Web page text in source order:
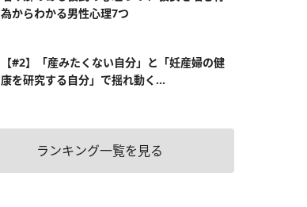
為からわかる男性心理7つ
【#2】「産みたくない自分」と「妊産婦の健
康を研究する自分」で揺れ動く...
ランキング一覧を見る